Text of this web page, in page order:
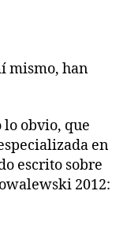
mismo, han
obvio, que
en
escrito sobre
2012: